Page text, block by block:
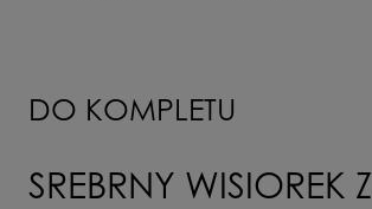
DO KOMPLETU
SREBRNY WISIOREK Z